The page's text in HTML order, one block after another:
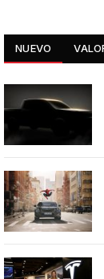
NUEVO